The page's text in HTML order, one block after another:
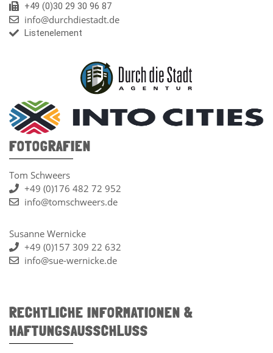
+49 (0)30 29 30 96 87
info@durchdiestadt.de
Listenelement
FOTOGRAFIEN
Tom Schweers
+49 (0)176 482 72 952
info@tomschweers.de
Susanne Wernicke
+49 (0)157 309 22 632
info@sue-wernicke.de
RECHTLICHE INFORMATIONEN &
HAFTUNGSAUSSCHLUSS